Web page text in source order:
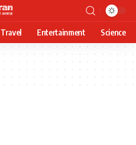
Travel Entertainment Science